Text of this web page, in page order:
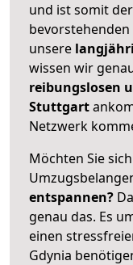
und ist somit
unsere
wissen wir
reibungslosen
Stuttgart
Netzwerk
Möchten Sie
entspannen?
genau das. Es
einen
Gdynia